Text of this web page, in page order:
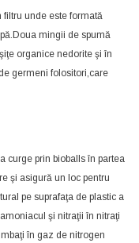
filtru unde este formată
mingii de spumă
organice nedorite şi în
germeni folositori,care
curge prin bioballs în partea
şi asigură un loc pentru
pe suprafaţa de plastic a
şi nitraţii în nitraţi
în gaz de nitrogen